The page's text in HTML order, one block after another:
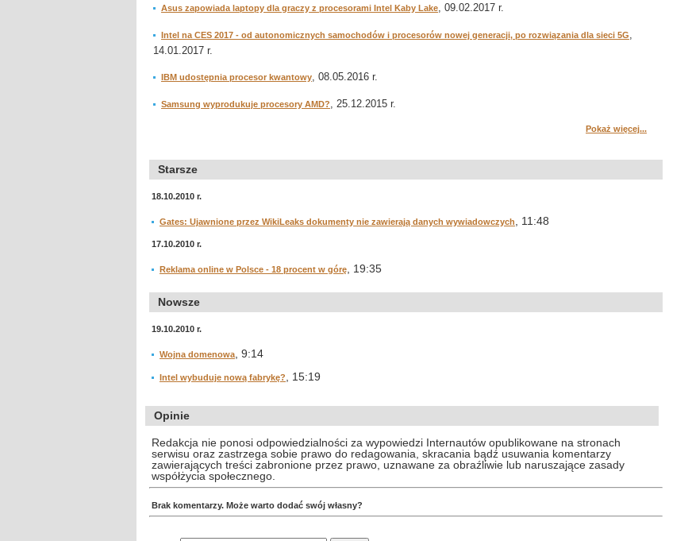
Asus zapowiada laptopy dla graczy z procesorami Intel Kaby Lake, 09.02.2017 r.
Intel na CES 2017 - od autonomicznych samochodów i procesorów nowej generacji, po rozwiązania dla sieci 5G,
14.01.2017 r.
IBM udostępnia procesor kwantowy, 08.05.2016 r.
Samsung wyprodukuje procesory AMD?, 25.12.2015 r.
Pokaż więcej...
Starsze
18.10.2010 r.
Gates: Ujawnione przez WikiLeaks dokumenty nie zawierają danych wywiadowczych , 11:48
17.10.2010 r.
Reklama online w Polsce - 18 procent w górę , 19:35
Nowsze
19.10.2010 r.
Wojna domenowa , 9:14
Intel wybuduje nową fabrykę? , 15:19
Opinie
Redakcja nie ponosi odpowiedzialności za wypowiedzi Internautów opublikowane na stronach
serwisu oraz zastrzega sobie prawo do redagowania, skracania bądź usuwania komentarzy
zawierających treści zabronione przez prawo, uznawane za obraźliwie lub naruszające zasady
współżycia społecznego.
Brak komentarzy. Może warto dodać swój własny?